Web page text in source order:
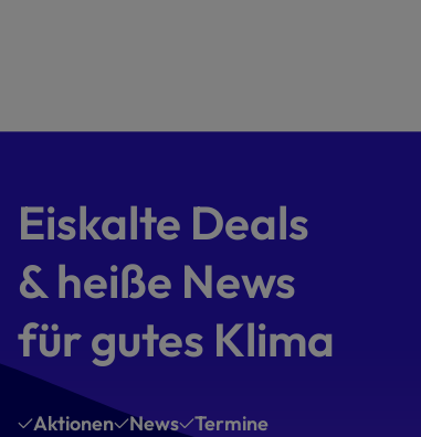
Eiskalte Deals
& heiße News
für gutes Klima
Aktionen News Termine